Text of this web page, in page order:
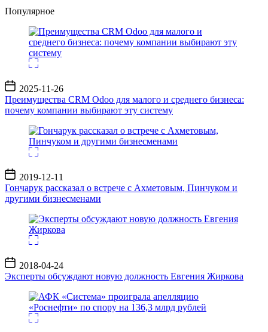
Популярное
Дата
записи
2025-11-26
Преимущества CRM Odoo для малого и среднего бизнеса:
почему компании выбирают эту систему
Дата
записи
2019-12-11
Гончарук рассказал о встрече с Ахметовым, Пинчуком и
другими бизнесменами
Дата
записи
2018-04-24
Эксперты обсуждают новую должность Евгения Жиркова